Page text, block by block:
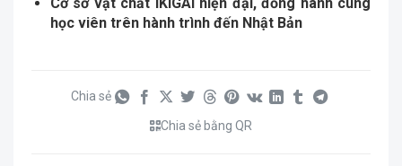
học viên trên hành trình đến Nhật Bản
Chia sẻ
Chia sẻ bằng QR